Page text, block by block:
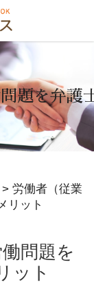
題を弁護
> 労働者（従業
リット
問題を
ット